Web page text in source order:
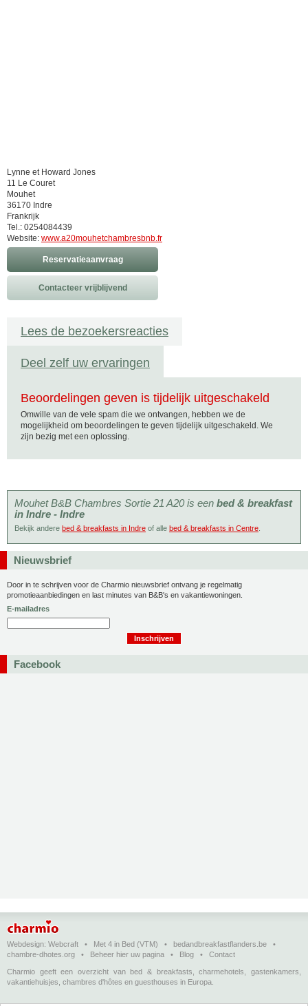
Lynne et Howard Jones
11 Le Couret
Mouhet
36170 Indre
Frankrijk
Tel.: 0254084439
Website: www.a20mouhetchambresbnb.fr
Reservatieaanvraag
Contacteer vrijblijvend
Lees de bezoekersreacties
Deel zelf uw ervaringen
Beoordelingen geven is tijdelijk uitgeschakeld
Omwille van de vele spam die we ontvangen, hebben we de
mogelijkheid om beoordelingen te geven tijdelijk uitgeschakeld. We
zijn bezig met een oplossing.
Mouhet B&B Chambres Sortie 21 A20 is een bed & breakfast
in Indre - Indre
Bekijk andere bed & breakfasts in Indre of alle bed & breakfasts in Centre
Nieuwsbrief
Door in te schrijven voor de Charmio nieuwsbrief ontvang je regelmatig
promotieaanbiedingen en last minutes van B&B's en vakantiewoningen.
E-mailadres
Facebook
Webdesign: Webcraft • Met 4 in Bed (VTM) • bedandbreakfastflanders.be •
chambre-dhotes.org • Beheer hier uw pagina • Blog • Contact
Charmio geeft een overzicht van bed & breakfasts, charmehotels, gastenkamers,
vakantiehuisjes, chambres d'hôtes en guesthouses in Europa.